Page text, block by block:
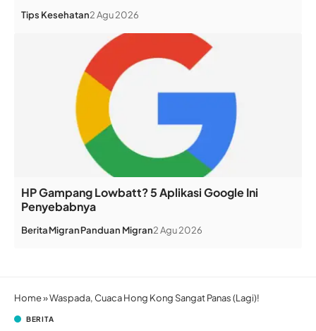
Tips Kesehatan2 Agu 2026
HP Gampang Lowbatt? 5 Aplikasi Google Ini
Penyebabnya
BeritaMigranPanduan Migran2 Agu 2026
Home»Waspada, Cuaca Hong Kong Sangat Panas (Lagi)!
BERITA